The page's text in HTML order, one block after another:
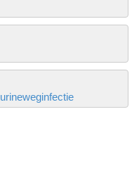
urineweginfectie